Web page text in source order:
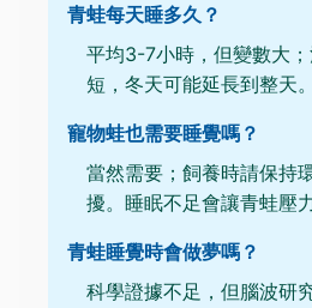
青蛙每天睡多久？
平均3-7小時，但變數大
短，冬天可能延長到整天。
寵物蛙也需要睡覺嗎？
當然需要；飼養時請保持
擾。睡眠不足會讓青蛙壓
青蛙睡覺時會做夢嗎？
科學證據不足，但腦波研